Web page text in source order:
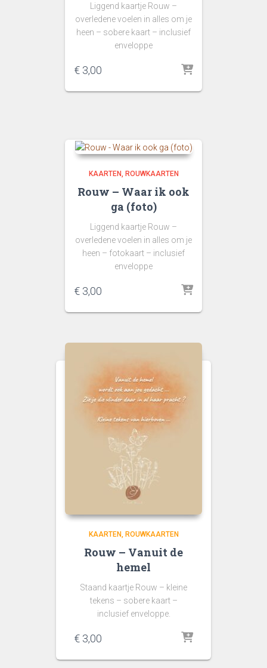
Liggend kaartje Rouw –
overledene voelen in alles om je
heen – sobere kaart – inclusief
enveloppe
€ 3,00
KAARTEN ROUWKAARTEN
Rouw – Waar ik ook
ga (foto)
Liggend kaartje Rouw –
overledene voelen in alles om je
heen – fotokaart – inclusief
enveloppe
€ 3,00
KAARTEN ROUWKAARTEN
Rouw – Vanuit de
hemel
Staand kaartje Rouw – kleine
tekens – sobere kaart –
inclusief enveloppe.
€ 3,00